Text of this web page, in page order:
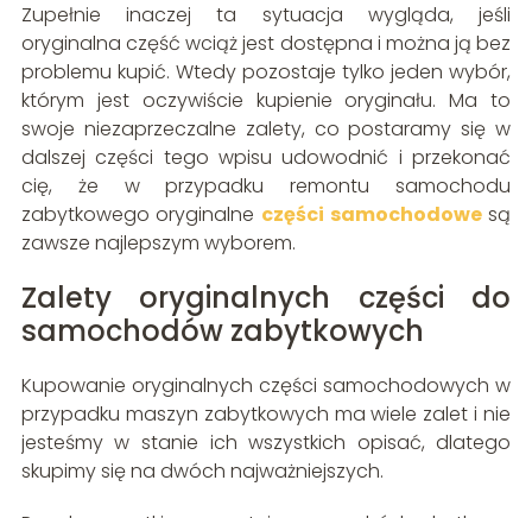
Zupełnie inaczej ta sytuacja wygląda, jeśli
oryginalna część wciąż jest dostępna i można ją bez
problemu kupić. Wtedy pozostaje tylko jeden wybór,
którym jest oczywiście kupienie oryginału. Ma to
swoje niezaprzeczalne zalety, co postaramy się w
dalszej części tego wpisu udowodnić i przekonać
cię, że w przypadku remontu samochodu
zabytkowego oryginalne części samochodowesą
zawsze najlepszym wyborem.
Zalety oryginalnych części do
samochodów zabytkowych
Kupowanie oryginalnych części samochodowych w
przypadku maszyn zabytkowych ma wiele zalet i nie
jesteśmy w stanie ich wszystkich opisać, dlatego
skupimy się na dwóch najważniejszych.